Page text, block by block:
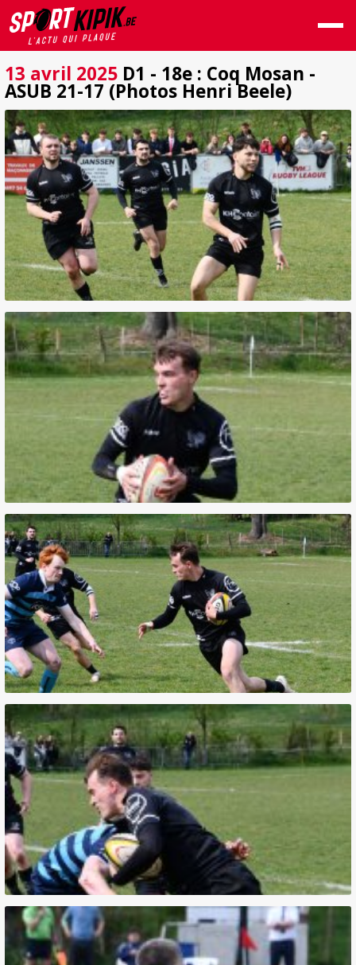
13 avril 2025 D1 - 18e : Coq Mosan -
ASUB 21-17 (Photos Henri Beele)